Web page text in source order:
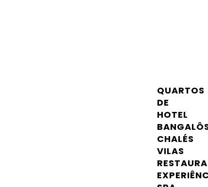
QUARTOS
DE
HOTEL
CHALÉS
VILAS